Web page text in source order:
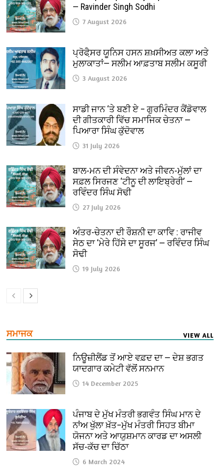
— Ravinder Singh Sodhi
7 August 2026
ਪ੍ਰੋਫੈ਼ਸਰ ਯੂਨਿਸ ਹਸਨ ਸ਼ਖ਼ਸੀਅਤ ਕਲਾ ਅਤੇ
ਮੁਲਾਕਾਤਾਂ— ਸਲੀਮ ਆਫ਼ਤਾਬ ਸਲੀਮ ਕਸੂਰੀ
3 August 2026
ਸਾਡੀ ਜਾਨ ‘ਤੇ ਬਣੀ ਏ – ਗੁਰਮਿੰਦਰ ਕੈਂਡੋਵਾਲ
ਦੀ ਗੀਤਕਾਰੀ ਵਿੱਚ ਸਮਾਜਿਕ ਚੇਤਨਾ —
ਪਿਆਰਾ ਸਿੰਘ ਕੁੱਦੋਵਾਲ
31 July 2026
ਬਾਲ-ਮਨ ਦੀ ਸੰਵੇਦਨਾ ਅਤੇ ਜੀਵਨ-ਮੁੱਲਾਂ ਦਾ
ਸਫ਼ਲ ਸਿਰਜਣ ‘ਟੀਨੂ ਦੀ ਲਾਇਬ੍ਰੇਰੀ’ —
ਰਵਿੰਦਰ ਸਿੰਘ ਸੋਢੀ
27 July 2026
ਅੰਤਰ-ਚੇਤਨਾ ਦੀ ਰੌਸ਼ਨੀ ਦਾ ਕਾਵਿ : ਰਾਜੀਵ
ਸੇਠ ਦਾ ‘ਮੇਰੇ ਹਿੱਸੇ ਦਾ ਸੂਰਜ’ — ਰਵਿੰਦਰ ਸਿੰਘ
ਸੋਢੀ
19 July 2026
ਸਮਾਜਕ VIEW ALL
ਨਿਊਜ਼ੀਲੈਂਡ ਤੋਂ ਆਏ ਵਫ਼ਦ ਦਾ — ਦੇਸ਼ ਭਗਤ
ਯਾਦਗਾਰ ਕਮੇਟੀ ਵੱਲੋਂ ਸਨਮਾਨ
14 December 2025
ਪੰਜਾਬ ਦੇ ਮੁੱਖ ਮੰਤਰੀ ਭਗਵੰਤ ਸਿੰਘ ਮਾਨ ਦੇ
ਨਾਂਅ ਖੁੱਲਾ ਖ਼ੱਤ–ਮੁੱਖ ਮੰਤਰੀ ਸਿਹਤ ਬੀਮਾ
ਯੋਜਨਾ ਅਤੇ ਆਯੁਸ਼ਮਾਨ ਕਾਰਡ ਦਾ ਅਸਲੀ
ਸੱਚ-ਕੱਚ ਦਾ ਚਿੱਠਾ
6 March 2024